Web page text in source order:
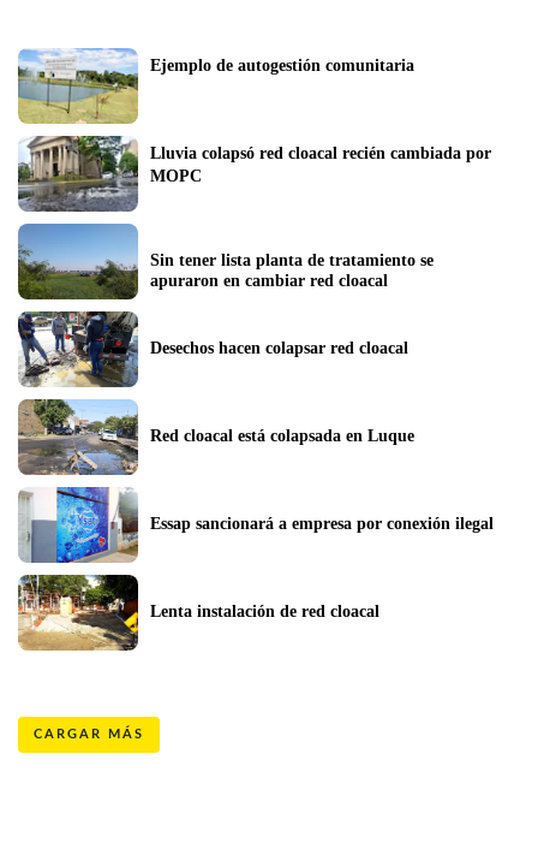
Ejemplo de autogestión comunitaria
Lluvia colapsó red cloacal recién cambiada por
MOPC
Sin tener lista planta de tratamiento se
apuraron en cambiar red cloacal
Desechos hacen colapsar red cloacal
Red cloacal está colapsada en Luque
Essap sancionará a empresa por conexión ilegal
Lenta instalación de red cloacal
CARGAR MÁS